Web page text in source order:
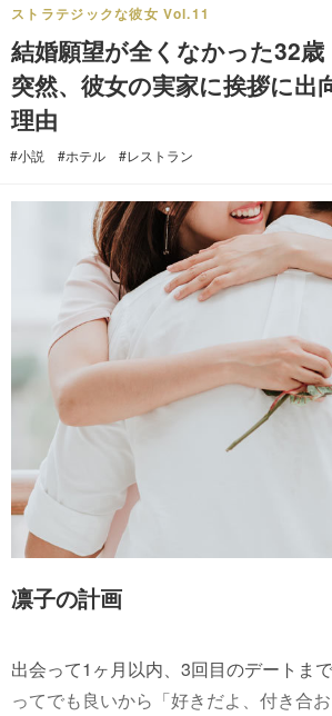
ストラテジックな彼女 Vol.11
結婚願望が全くなかった32歳
突然、彼女の実家に挨拶に出
理由
#小説 #ホテル #レストラン
凛子の計画
出会って1ヶ月以内、3回目のデートま
ってでも良いから「好きだよ、付き合